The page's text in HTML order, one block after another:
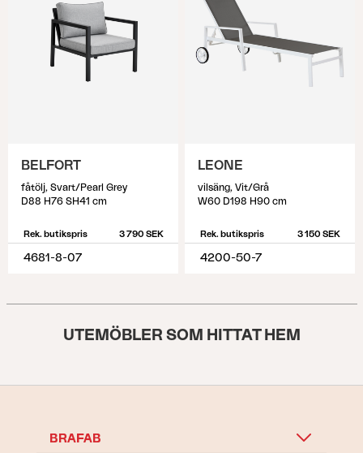
BELFORT
fåtölj, Svart/Pearl Grey
D88 H76 SH41 cm
Rek. butikspris 3 790 SEK
4681-8-07
LEONE
vilsäng, Vit/Grå
W60 D198 H90 cm
Rek. butikspris 3 150 SEK
4200-50-7
UTEMÖBLER SOM HITTAT HEM
BRAFAB